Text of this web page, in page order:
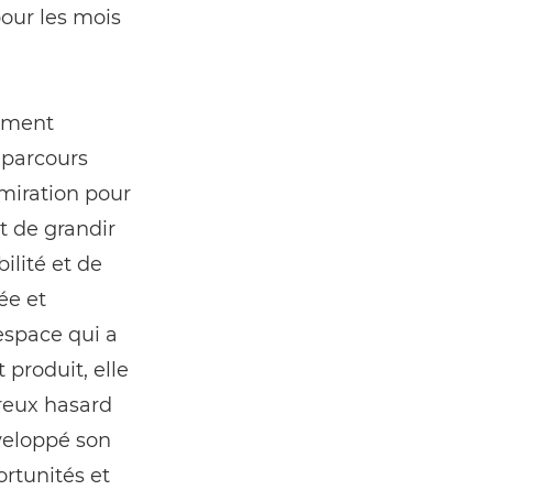
les mois
pour
de grandir
et de
et
qui a
produit, elle
hasard
son
et